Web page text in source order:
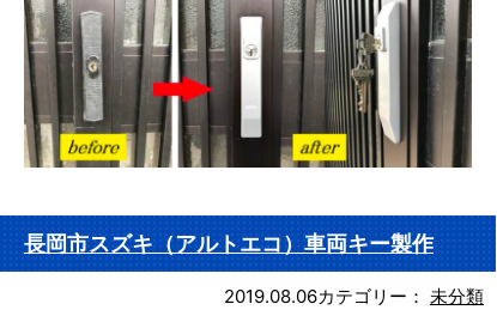
長岡市スズキ（アルトエコ）車両キー製作
2019.08.06カテゴリー： 未分類